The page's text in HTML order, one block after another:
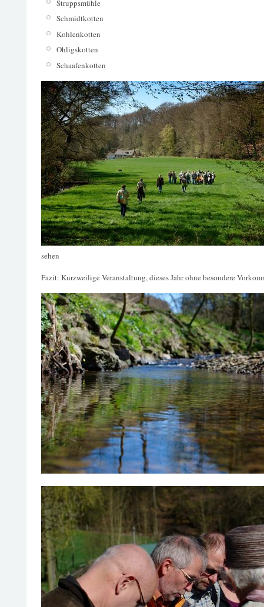
Struppsmühle
Schmidtkotten
Kohlenkotten
Ohligskotten
Schaafenkotten
sehen
Fazit: Kurzweilige Veranstaltung, dieses Jahr ohne besondere